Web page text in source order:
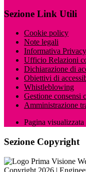
Sezione Link Utili
Cookie policy
Note legali
Informativa Privacy
Ufficio Relazioni
Dichiarazione di
Obiettivi di
Whistleblowing
Gestione consensi
Amministrazione
Pagina visualizzata
Sezione Copyright
Copyright 2026 |